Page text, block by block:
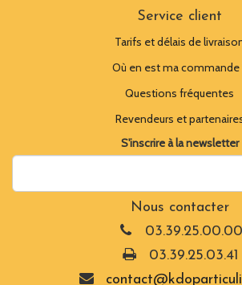
Service client
Tarifs et délais de
Où en est ma commande
Questions fréquentes
Revendeurs et
S'inscrire à la newsletter
Nous contacter
03.39.25.00.00
03.39.25.03.41